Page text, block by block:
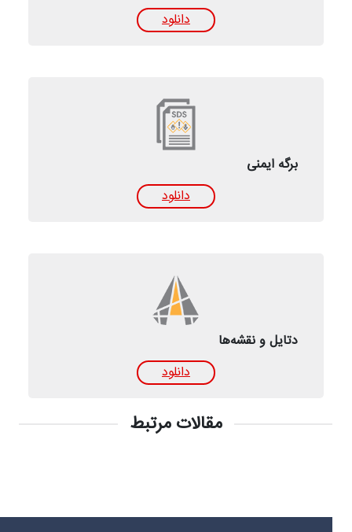
دانلود
برگه ایمنی
دانلود
دتایل‌ و نقشه‌ها
دانلود
مقالات مرتبط